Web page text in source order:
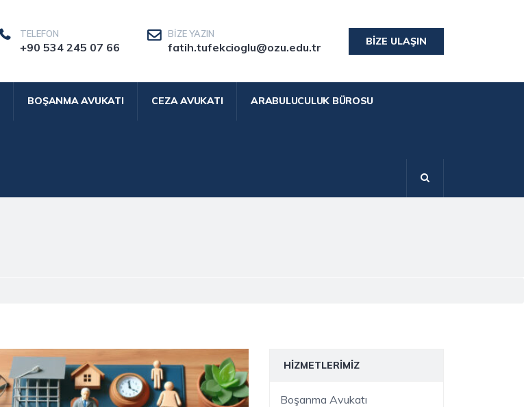
TELEFON
+90 534 245 07 66
BIZE YAZIN
fatih.tufekcioglu@ozu.edu.tr BIZE ULAŞIN
BOŞANMA AVUKATI CEZA AVUKATI ARABULUCULUK BÜROSU
HIZMETLERIMIZ
Boşanma Avukatı